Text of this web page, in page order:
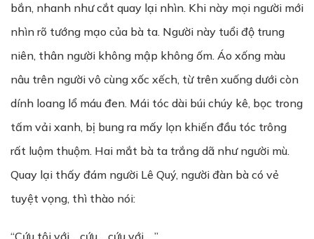
bắn, nhanh như cắt quay lại nhìn. Khi này mọi người mới
nhìn rõ tướng mạo của bà ta. Người này tuổi độ trung
niên, thân người không mập không ốm. Áo xống màu
nâu trên người vô cùng xốc xếch, từ trên xuống dưới còn
dính loang lổ máu đen. Mái tóc dài búi chúy kê, bọc trong
tấm vải xanh, bị bung ra mấy lọn khiến đầu tóc trông
rất luộm thuộm. Hai mắt bà ta trắng dã như người mù.
Quay lại thấy đám người Lê Quý, người đàn bà có vẻ
tuyệt vọng, thì thào nói:
“Cứu tôi với… cứu… cứu với… ”